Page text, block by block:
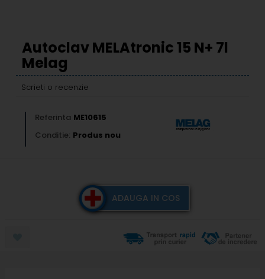
Autoclav MELAtronic 15 N+ 7l
Melag
Scrieti o recenzie
Referinta ME10615
Conditie: Produs nou
ADAUGA IN COS